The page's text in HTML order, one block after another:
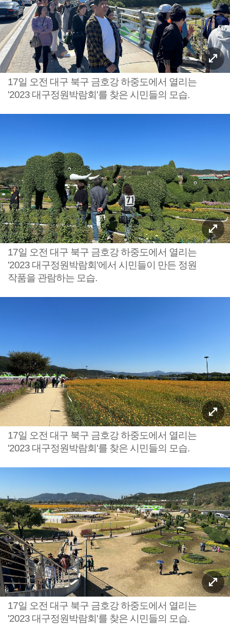
17일 오전 대구 북구 금호강 하중도에서 열리는
'2023 대구정원박람회'를 찾은 시민들의 모습.
17일 오전 대구 북구 금호강 하중도에서 열리는
'2023 대구정원박람회'에서 시민들이 만든 정원
작품을 관람하는 모습.
17일 오전 대구 북구 금호강 하중도에서 열리는
'2023 대구정원박람회'를 찾은 시민들의 모습.
17일 오전 대구 북구 금호강 하중도에서 열리는
'2023 대구정원박람회'를 찾은 시민들의 모습.